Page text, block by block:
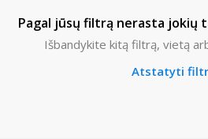
Pagal jūsų filtrą nerasta jokių
Išbandykite kitą filtrą, vietą
Atstatyti